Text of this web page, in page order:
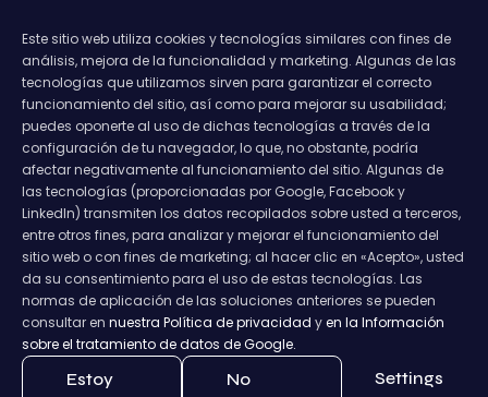
Este sitio web utiliza cookies y tecnologías similares con fines de
análisis, mejora de la funcionalidad y marketing. Algunas de las
tecnologías que utilizamos sirven para garantizar el correcto
funcionamiento del sitio, así como para mejorar su usabilidad;
puedes oponerte al uso de dichas tecnologías a través de la
configuración de tu navegador, lo que, no obstante, podría
afectar negativamente al funcionamiento del sitio. Algunas de
las tecnologías (proporcionadas por Google, Facebook y
LinkedIn) transmiten los datos recopilados sobre usted a terceros,
entre otros fines, para analizar y mejorar el funcionamiento del
sitio web o con fines de marketing; al hacer clic en «Acepto», usted
da su consentimiento para el uso de estas tecnologías. Las
normas de aplicación de las soluciones anteriores se pueden
consultar en nuestra Política de privacidad yen la Información
sobre el tratamiento de datos de Google.
Estoy
No
Settings